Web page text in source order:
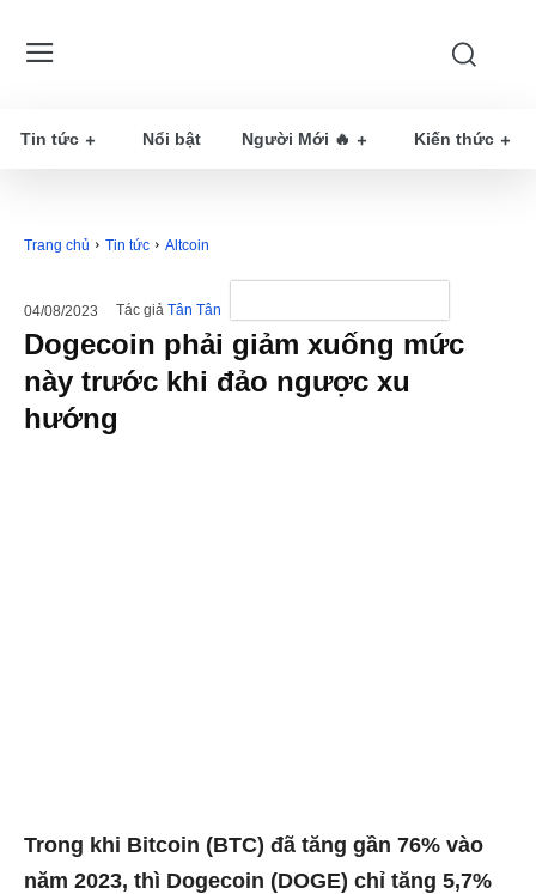
Tin tức Nổi bật Người Mới 🔥 Kiến thức
Trang chủ Tin tức Altcoin
04/08/2023 Tác giả Tân Tân
Dogecoin phải giảm xuống mức
này trước khi đảo ngược xu
hướng
Trong khi Bitcoin (BTC) đã tăng gần 76% vào
năm 2023, thì Dogecoin (DOGE) chỉ tăng 5,7%